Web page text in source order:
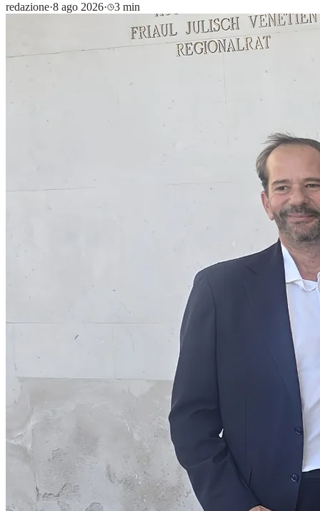
redazione·8 ago 2026· 3 min